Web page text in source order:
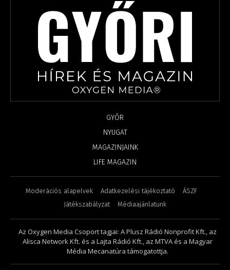
GYŐR
NYUGAT
MAGAZINJAINK
LIFE MAGAZIN
Moderációs alapelvek Adatkezelési tájékoztató
ÁSZF
Játékszabályzat
Médiaajánlatunk
Az Oxygen Media Csoport tagjai: A Plusz Rádió Nonprofit Kft., az
Alisca Network Kft. és a Lajta Rádió Kft., az MTVA és a Magyar
Média Mecanatúra támogatottja.